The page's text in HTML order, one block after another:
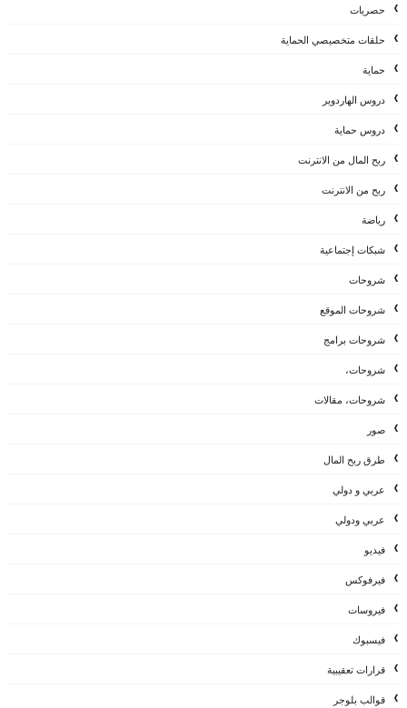
حصريات
حلقات متخصيصي الحماية
حماية
دروس الهاردوير
دروس حماية
ربح المال من الانترنت
ربح من الانترنت
رياضة
شبكات إجتماعية
شروحات
شروحات الموقع
شروحات برامج
شروحات،
شروحات، مقالات
صور
طرق ربح المال
عربي و دولي
عربي ودولي
فيديو
فيرفوكس
فيروسات
فيسبوك
قرارات تعقيبية
قوالب بلوجر